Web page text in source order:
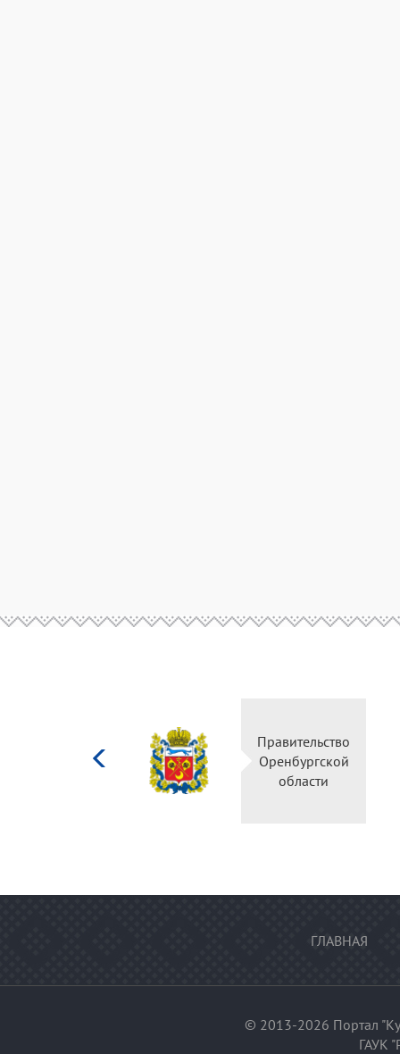
Правительство
Оренбургской
области
ГЛАВНАЯ
© 2013-2026 Портал
ГАУК